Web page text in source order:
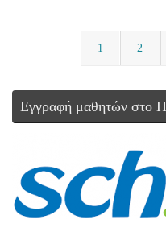
1 2
Εγγραφή μαθητών στο